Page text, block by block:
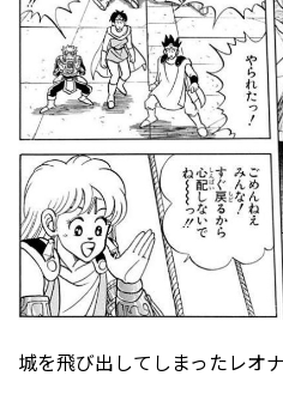
城を飛び出してしまったレオ